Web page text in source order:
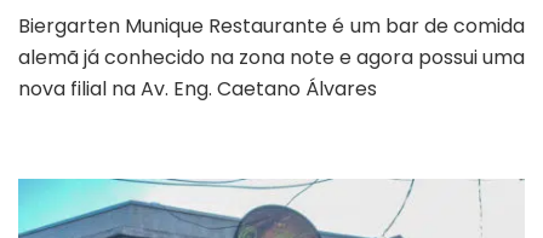
Munique
bar
de
comida
Biergarten Munique Restaurante é um bar de comida
alemã já conhecido na zona note e agora possui uma
nova filial na Av. Eng. Caetano Álvares